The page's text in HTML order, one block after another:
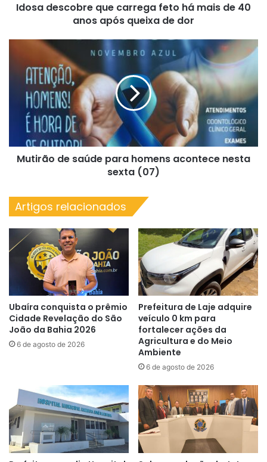
anos
Idosa descobre que carrega feto há mais de 40
anos após queixa de dor
saúde
homens
acontece
nesta
sexta
(07)
Mutirão de saúde para homens acontece nesta
sexta (07)
Artigos relacionados
Ubaíra conquista o prêmio
Cidade Revelação do São
João da Bahia 2026
6 de agosto de 2026
Prefeitura de Laje adquire
veículo 0 km para
fortalecer ações da
Agricultura e do Meio
Ambiente
6 de agosto de 2026